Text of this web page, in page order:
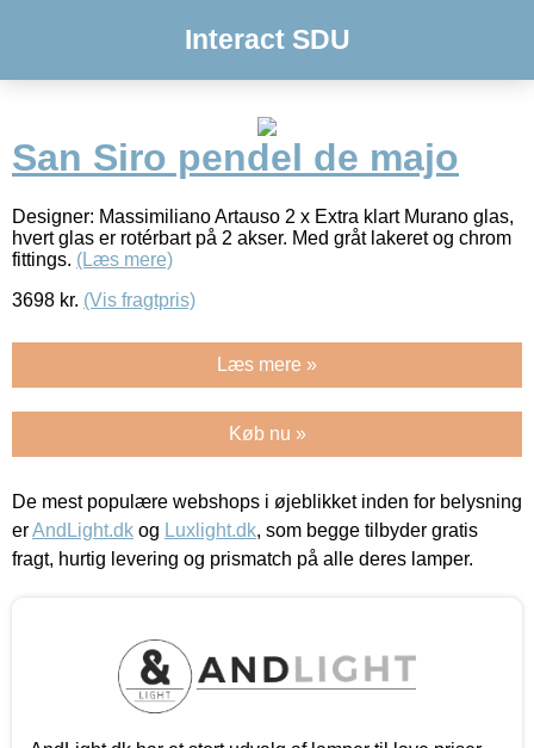
Interact SDU
San Siro pendel de majo
Designer: Massimiliano Artauso 2 x Extra klart Murano glas,
hvert glas er rotérbart på 2 akser. Med gråt lakeret og chrom
fittings. (Læs mere)
3698 kr. (Vis fragtpris)
Læs mere »
Køb nu »
De mest populære webshops i øjeblikket inden for belysning
erAndLight.dk og Luxlight.dk, som begge tilbyder gratis
fragt, hurtig levering og prismatch på alle deres lamper.